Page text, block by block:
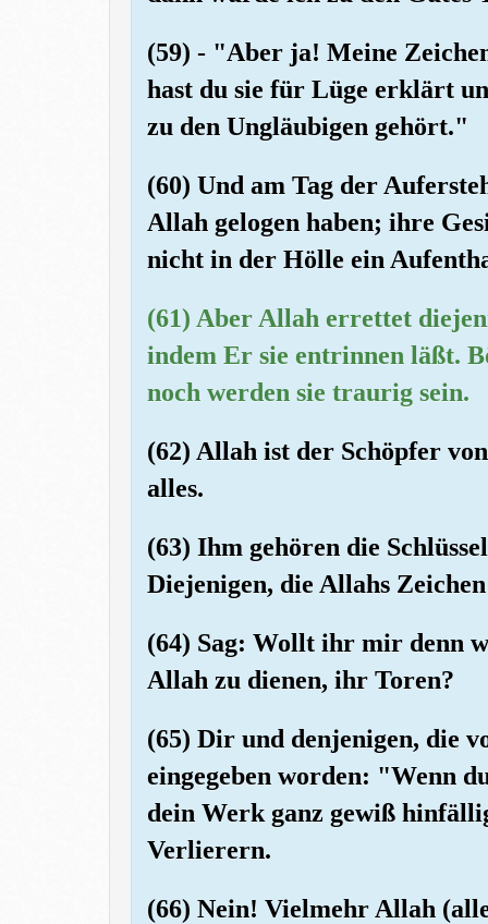
(59) - "Aber ja! Meine
hast du sie für Lüge erklärt
zu den Ungläubigen gehört."
(60) Und am Tag der
Allah gelogen haben; ihre
nicht in der Hölle ein
(61) Aber Allah errettet
indem Er sie entrinnen läßt.
noch werden sie traurig sein.
(62) Allah ist der Schöpfer
alles.
(63) Ihm gehören die
Diejenigen, die Allahs
(64) Sag: Wollt ihr mir denn
Allah zu dienen, ihr Toren?
(65) Dir und denjenigen, die
eingegeben worden: "Wenn
dein Werk ganz gewiß
Verlierern.
(66) Nein! Vielmehr Allah